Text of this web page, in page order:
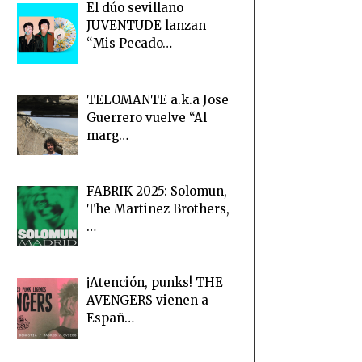
El dúo sevillano
JUVENTUDE lanzan
“Mis Pecado…
TELOMANTE a.k.a Jose
Guerrero vuelve “Al
marg…
FABRIK 2025: Solomun,
The Martinez Brothers,
…
¡Atención, punks! THE
AVENGERS vienen a
Españ…